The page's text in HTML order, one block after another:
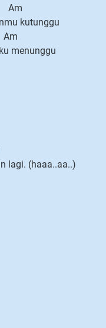
kutunggu
menunggu
lagi. (haaa..aa..)